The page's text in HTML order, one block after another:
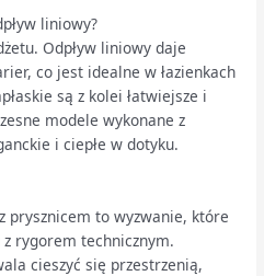
liniowy?
Odpływ liniowy daje
co jest idealne w łazienkach
są z kolei łatwiejsze i
modele wykonane z
i ciepłe w dotyku.
prysznicem to wyzwanie, które
z rygorem technicznym.
cieszyć się przestrzenią,